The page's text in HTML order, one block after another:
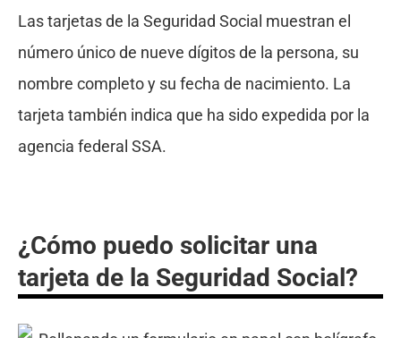
Las tarjetas de la Seguridad Social muestran el
número único de nueve dígitos de la persona, su
nombre completo y su fecha de nacimiento. La
tarjeta también indica que ha sido expedida por la
agencia federal SSA.
¿Cómo puedo solicitar una
tarjeta de la Seguridad Social?